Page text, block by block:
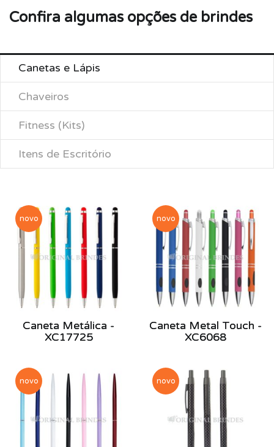
Confira algumas opções de brindes
Canetas e Lápis
Chaveiros
Fitness (Kits)
Itens de Escritório
novo
Caneta Metálica -
XC17725
novo
Caneta Metal Touch -
XC6068
novo novo